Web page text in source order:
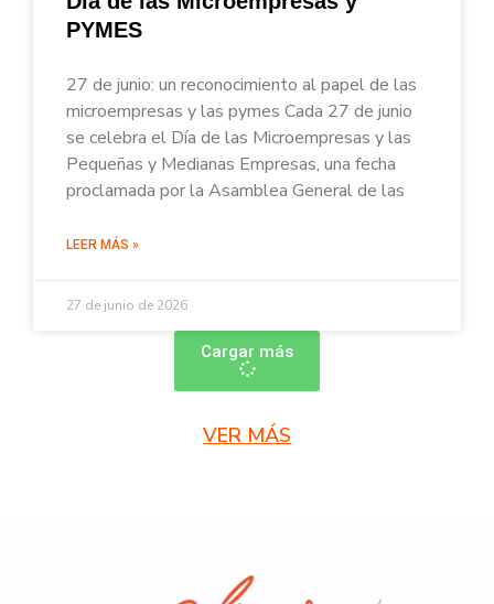
PYMES
27 de junio: un reconocimiento al papel de las
microempresas y las pymes Cada 27 de junio
se celebra el Día de las Microempresas y las
Pequeñas y Medianas Empresas, una fecha
proclamada por la Asamblea General de las
LEER MÁS »
27 de junio de 2026
Cargar más
VER MÁS